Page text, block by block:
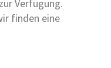
Verfügung.
finden eine